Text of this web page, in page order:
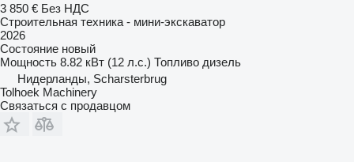
3 850 € Без НДС
Строительная техника - мини-экскаватор
2026
Состояние новый
Мощность 8.82 кВт (12 л.с.) Топливо дизель
Нидерланды, Scharsterbrug
Tolhoek Machinery
Связаться с продавцом